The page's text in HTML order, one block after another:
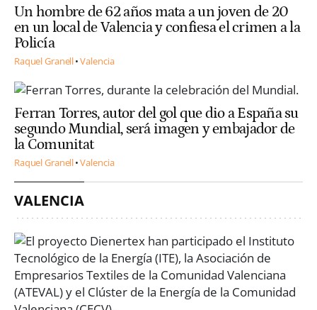
Un hombre de 62 años mata a un joven de 20
en un local de Valencia y confiesa el crimen a la
Policía
Raquel Granell Valencia
Ferran Torres, autor del gol que dio a España su
segundo Mundial, será imagen y embajador de
la Comunitat
Raquel Granell Valencia
VALENCIA